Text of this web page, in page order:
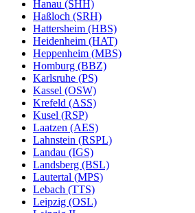
Hanau (SHH)
Haßloch (SRH)
Hattersheim (HBS)
Heidenheim (HAT)
Heppenheim (MBS)
Homburg (BBZ)
Karlsruhe (PS)
Kassel (OSW)
Krefeld (ASS)
Kusel (RSP)
Laatzen (AES)
Lahnstein (RSPL)
Landau (IGS)
Landsberg (BSL)
Lautertal (MPS)
Lebach (TTS)
Leipzig (OSL)